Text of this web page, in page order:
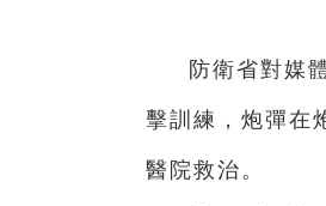
防衛省對媒
擊訓練，炮彈在
醫院救治。